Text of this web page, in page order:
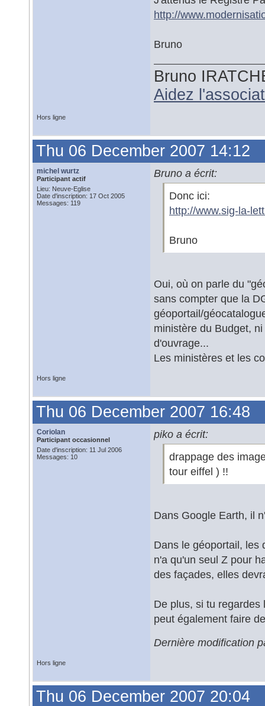
http://
Bruno
Bruno
Aidez
Hors ligne
Thu 06 December 2007 14:12
michel wurtz
Participant actif
Lieu: Neuve-Eglise
Date d'inscription: 17 Oct 2005
Messages: 119
Bruno a écrit:
Donc ici:
http://www.sig-la-
Bruno
Oui, où on parle du
sans compter que la
géoportail/
ministère du Budget,
d'ouvrage...
Les ministères et les
Hors ligne
Thu 06 December 2007 16:48
Coriolan
Participant occasionnel
Date d'inscription: 11 Jul 2006
Messages: 10
piko a écrit:
drappage des
tour eiffel ) !!
Dans Google Earth, il
Dans le géoportail, les
n'a qu'un seul Z pour
des façades, elles
De plus, si tu regardes
peut également faire
Dernière modification
Hors ligne
Thu 06 December 2007 20:04